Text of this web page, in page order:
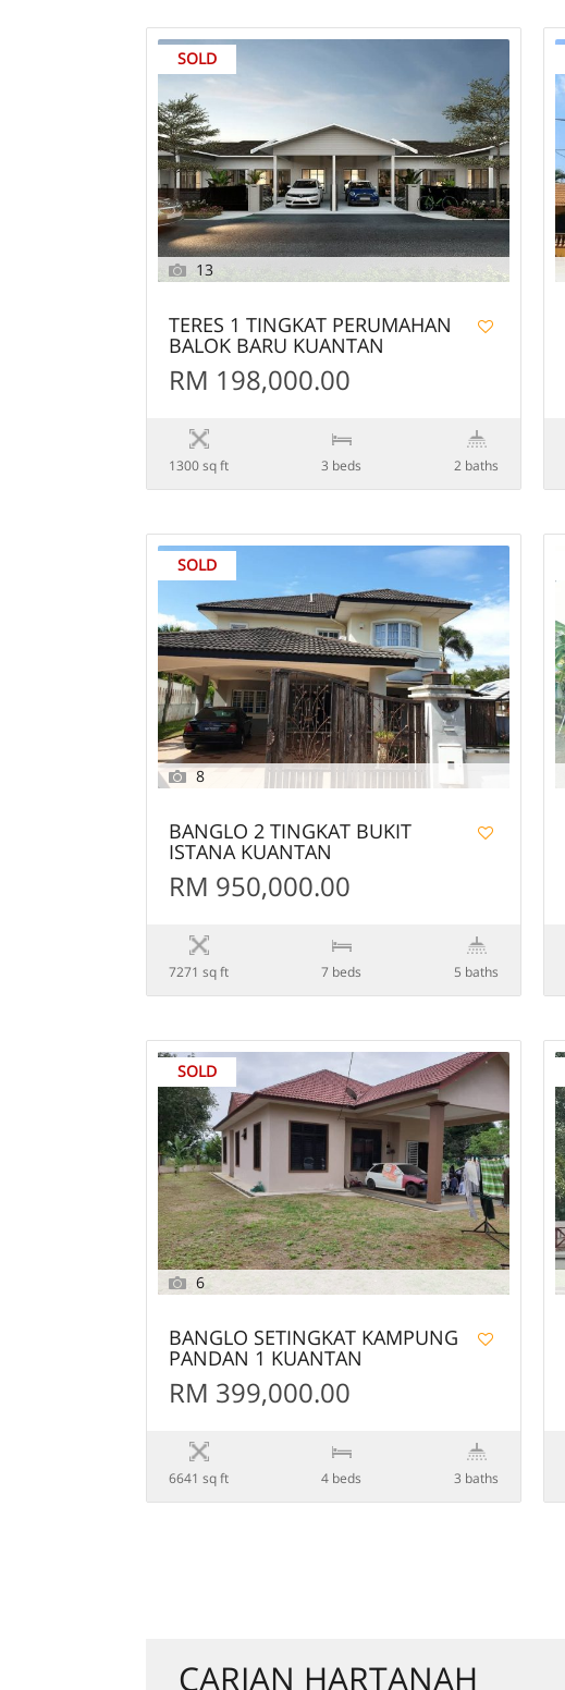
SOLD
13
TERES 1 TINGKAT PERUMAHAN
BALOK BARU KUANTAN
RM 198,000.00
1300 sq ft 3 beds 2 baths
SOLD
8
BANGLO 2 TINGKAT BUKIT
ISTANA KUANTAN
RM 950,000.00
7271 sq ft 7 beds 5 baths
SOLD
6
BANGLO SETINGKAT KAMPUNG
PANDAN 1 KUANTAN
RM 399,000.00
6641 sq ft 4 beds 3 baths
CARIAN HARTANAH